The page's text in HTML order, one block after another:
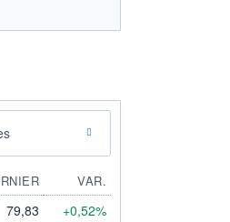
VAR.
79,83 +0,52%